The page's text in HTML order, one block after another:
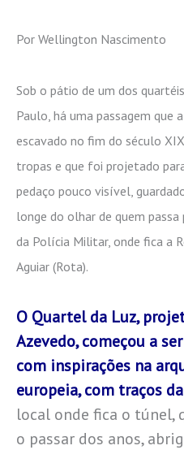
Por Wellington Nascimento
Sob o pátio de um dos
Paulo, há uma passagem
escavado no fim do século
tropas e que foi projetado
pedaço pouco visível,
longe do olhar de quem
da Polícia Militar, onde fica a
Aguiar (Rota).
O Quartel da Luz,
Azevedo, começou a
com inspirações na
europeia, com traços
local onde fica o
o passar dos anos,